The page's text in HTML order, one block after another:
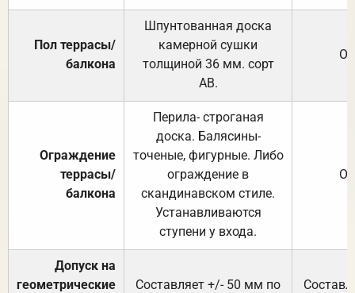
Пол террасы/
балкона
Шпунтованная доска
камерной сушки
толщиной 36 мм. сорт
АВ.
Ограждение
террасы/
балкона
Перила- строганая
доска. Балясины-
точеные, фигурные. Либо
ограждение в
скандинавском стиле.
Устанавливаются
ступени у входа.
Допуск на
геометрические
Составляет +/- 50 мм по